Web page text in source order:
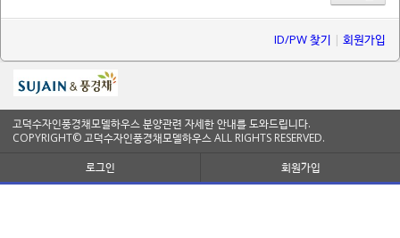
ID/PW 찾기 | 회원가입
고덕수자인풍경채모델하우스 분양관련 자세한 안내를 도와드립니다.
COPYRIGHT© 고덕수자인풍경채모델하우스 ALL RIGHTS RESERVED.
로그인
회원가입